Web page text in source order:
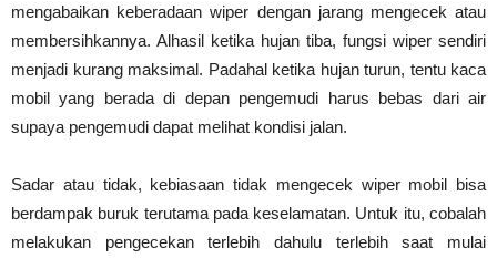
mengabaikan keberadaan wiper dengan jarang mengecek atau
membersihkannya. Alhasil ketika hujan tiba, fungsi wiper sendiri
menjadi kurang maksimal. Padahal ketika hujan turun, tentu kaca
mobil yang berada di depan pengemudi harus bebas dari air
supaya pengemudi dapat melihat kondisi jalan.
Sadar atau tidak, kebiasaan tidak mengecek wiper mobil bisa
berdampak buruk terutama pada keselamatan. Untuk itu, cobalah
melakukan pengecekan terlebih dahulu terlebih saat mulai